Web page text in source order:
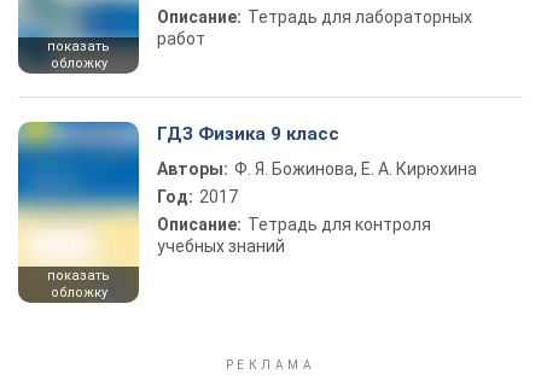
показать
обложку
Описание: Тетрадь для лабораторных
работ
показать
обложку
ГДЗ Физика 9 класс
Авторы: Ф. Я. Божинова, Е. А. Кирюхина
Год: 2017
Описание: Тетрадь для контроля
учебных знаний